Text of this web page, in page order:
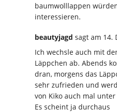
baumwolllappen
interessieren.
beautyjagd sagt am 14.
Ich wechsle auch mit
Läppchen ab. Abends
dran, morgens das
sehr zufrieden und
von Kiko auch mal
Es scheint ja durchaus